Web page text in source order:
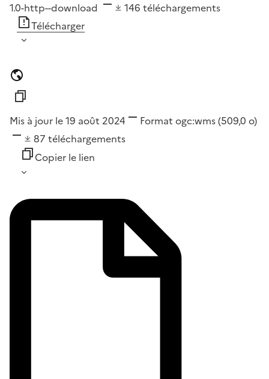
1.0-http--download
146 téléchargements
Télécharger
Mis à jour le 19 août 2024 Format ogc:wms(509,0 o)
87 téléchargements
Copier le lien